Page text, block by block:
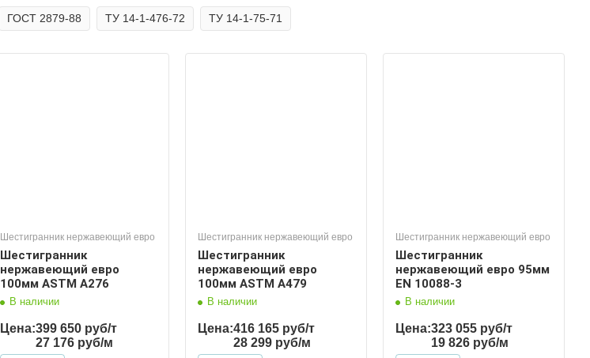
ГОСТ 2879-88 ТУ 14-1-476-72 ТУ 14-1-75-71
Шестигранник нержавеющий евро
Шестигранник
нержавеющий евро
100мм ASTM A276
В наличии
Цена:399 650 руб/т
27 176 руб/м
Шестигранник нержавеющий евро
Шестигранник
нержавеющий евро
100мм ASTM A479
В наличии
Цена:416 165 руб/т
28 299 руб/м
Шестигранник нержавеющий евро
Шестигранник
нержавеющий евро 95мм
EN 10088-3
В наличии
Цена:323 055 руб/т
19 826 руб/м